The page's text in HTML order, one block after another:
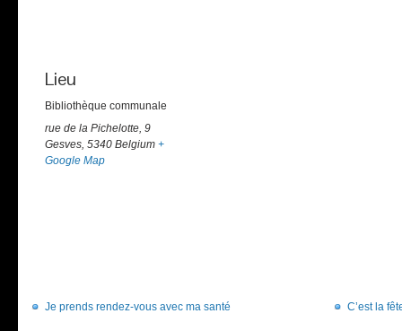
Lieu
Bibliothèque communale
rue de la Pichelotte, 9
Gesves, 5340 Belgium +
Google Map
Je prends rendez-vous avec ma santé C’est la